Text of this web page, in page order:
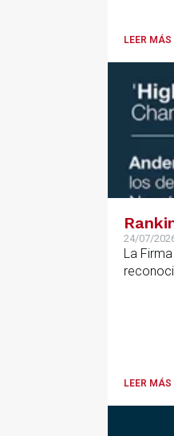
LEER MÁS
24/07/
La
LEER MÁS